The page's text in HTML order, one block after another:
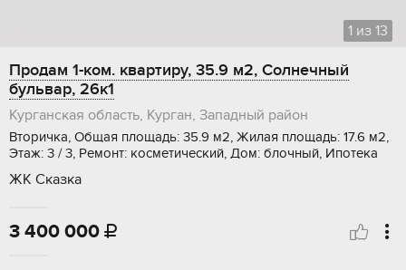
1 из 13
Продам 1-ком. квартиру, 35.9 м2, Солнечный
бульвар, 26к1
Курганская область, Курган, Западный район
Вторичка, Общая площадь: 35.9 м2, Жилая площадь: 17.6 м2,
Этаж: 3 / 3, Ремонт: косметический, Дом: блочный, Ипотека
ЖК Сказка
3 400 000 